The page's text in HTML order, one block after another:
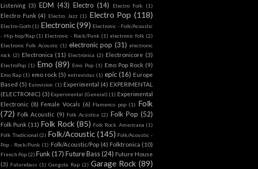
Listening (3) EDM (43) Electro (14) Electro Folk (1)
Electro Funk (4) Electro Jazz (1) Electro Pop (118)
Electro-Goth (1) Electronic(99) Electronic - Folk/Acoustic
- Hip-hop/Rap (1) Electronic - Rock/Punk (1) electronic folk (2)
Electronic Folk Acoustic (1) electronic pop (31) electronic
rock (2) Electronica (11) Electrónica (2) Electronicore (3)
ElectroPop (1) Emo (89) Emo Pop (1) Emo Pop Rock (9)
Emo Rap (1) emo rock (5) entrevistas (1) epic (16) Europe
Based (5) Eurovision (1) Experimental (4) EXPERIMENTAL
(ELECTRONIC) (3) Experimental (General) (1) Experimental
Electronic (8) Female Vocals (6) Flamenco pop (1) Folk
(72) Folk Acoustic (9) Folk Acústica (2) Folk Pop (52)
Folk Punk (11) Folk Rock (85) Folk Rock. Americana (1)
Folk Tradicional (2) Folk/Acoustic (145) Folk/Acoustic -
Pop - Rock/Punk (1) Folk/Acoustic/Pop (4) Folktronica (10)
French Pop (2) Funk (17) Future Bass(24) Future House
(3) Futurebass (1) Gangsta Rap (2) Garage Rock (89)